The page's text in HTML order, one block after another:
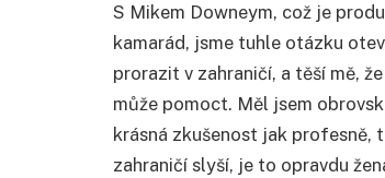
S Mikem Downeym, což je
kamarád, jsme tuhle otázku
prorazit v zahraničí, a těší mě,
může pomoct. Měl jsem
krásná zkušenost jak profesně,
zahraničí slyší, je to opravdu